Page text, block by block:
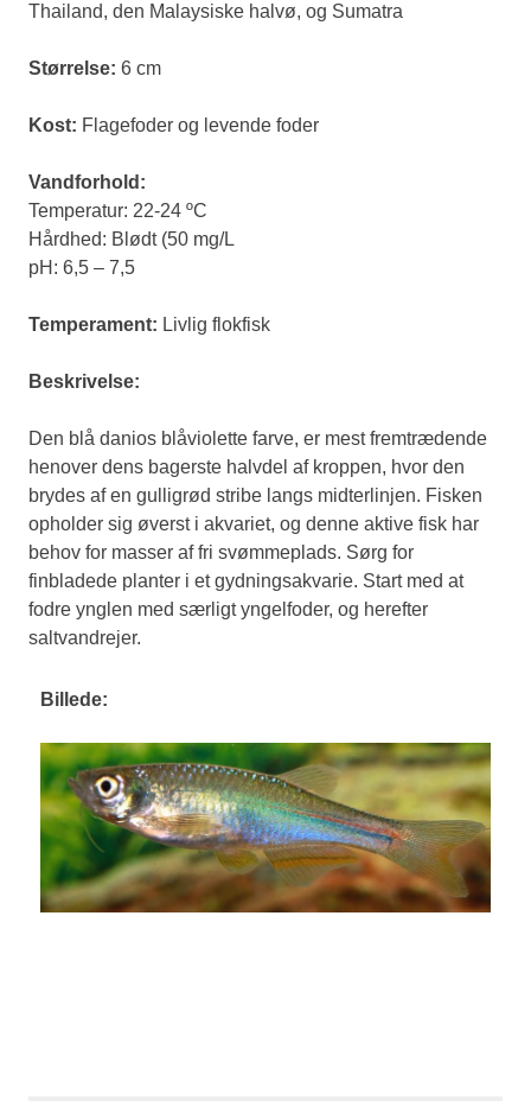
Thailand, den Malaysiske halvø, og Sumatra
Størrelse: 6 cm
Kost: Flagefoder og levende foder
Vandforhold:
Temperatur: 22-24 ºC
Hårdhed: Blødt (50 mg/L
pH: 6,5 – 7,5
Temperament: Livlig flokfisk
Beskrivelse:
Den blå danios blåviolette farve, er mest fremtrædende
henover dens bagerste halvdel af kroppen, hvor den
brydes af en gulligrød stribe langs midterlinjen. Fisken
opholder sig øverst i akvariet, og denne aktive fisk har
behov for masser af fri svømmeplads. Sørg for
finbladede planter i et gydningsakvarie. Start med at
fodre ynglen med særligt yngelfoder, og herefter
saltvandrejer.
Billede: